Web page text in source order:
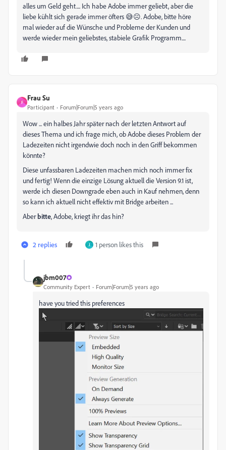
alles um Geld geht.... Ich habe Adobe immer geliebt, aber die
liebe kühlt sich gerade immer öfters 😅☹. Adobe, bitte höre
mal wieder auf die Wünsche und Probleme der Kunden und
werde wieder mein geliebstes, stabiele Grafik Programm....
F
Frau Su
Participant Forum|Forum|5 years ago
Wow ... ein halbes Jahr später nach der letzten Antwort auf
dieses Thema und ich frage mich, ob Adobe dieses Problem der
Ladezeiten nicht irgendwie doch noch in den Griff bekommen
könnte?
Diese unfassbaren Ladezeiten machen mich noch immer fix
und fertig! Wenn die einzige Lösung aktuell die Version 9.1 ist,
werde ich diesen Downgrade eben auch in Kauf nehmen, denn
so kann ich aktuell nicht effektiv mit Bridge arbeiten ...
Aberbitte, Adobe, kriegt ihr das hin?
2 replies J 1 person likes this
jbm007
Community Expert Forum|Forum|5 years ago
have you tried this preferences